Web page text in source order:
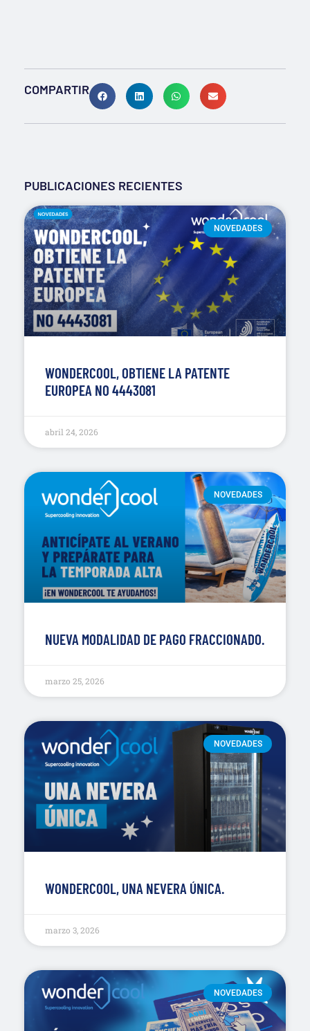
COMPARTIR
PUBLICACIONES RECIENTES
NOVEDADES
WONDERCOOL, OBTIENE LA PATENTE
EUROPEA NO 4443081
abril 24, 2026
NOVEDADES
NUEVA MODALIDAD DE PAGO FRACCIONADO.
marzo 25, 2026
NOVEDADES
WONDERCOOL, UNA NEVERA ÚNICA.
marzo 3, 2026
NOVEDADES